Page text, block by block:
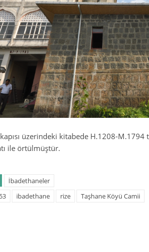
üzerindeki kitabede H.1208-M.1794
ile örtülmüştür.
İbadethaneler
53 ibadethane rize Taşhane Köyü Camii